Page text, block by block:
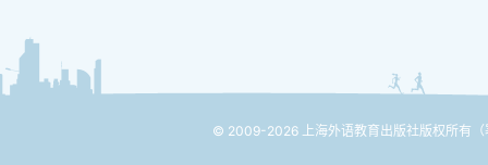
© 2009-2026 上海外语教育出版社版权所有